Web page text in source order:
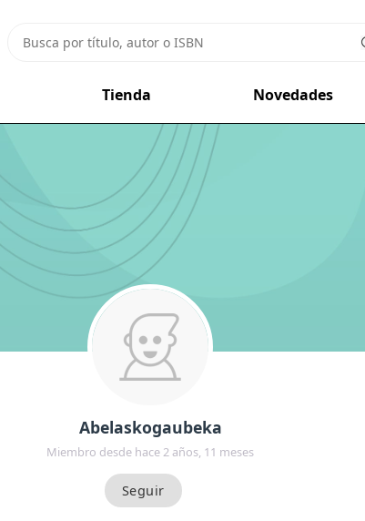
Tienda Novedades
Abelaskogaubeka
Miembro desde hace 2 años, 11 meses